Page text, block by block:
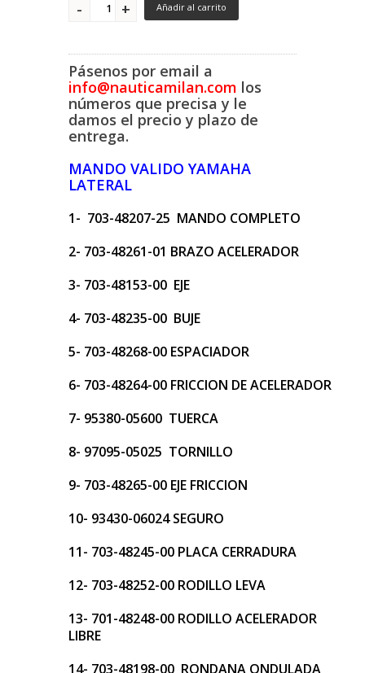
Añadir al carrito
Pásenos por email a
info@nauticamilan.com los
números que precisa y le
damos el precio y plazo de
entrega.
MANDO VALIDO YAMAHA
LATERAL
1- 703-48207-25 MANDO COMPLETO
2- 703-48261-01 BRAZO ACELERADOR
3- 703-48153-00 EJE
4- 703-48235-00 BUJE
5- 703-48268-00 ESPACIADOR
6- 703-48264-00 FRICCION DE ACELERADOR
7- 95380-05600 TUERCA
8- 97095-05025 TORNILLO
9- 703-48265-00 EJE FRICCION
10- 93430-06024 SEGURO
11- 703-48245-00 PLACA CERRADURA
12- 703-48252-00 RODILLO LEVA
13- 701-48248-00 RODILLO ACELERADOR
LIBRE
14- 703-48198-00 RONDANA ONDULADA